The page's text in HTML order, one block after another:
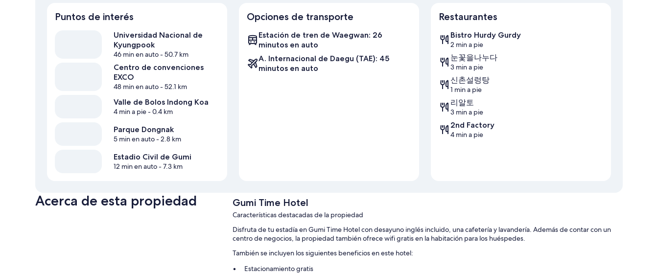
Puntos de interés
Universidad Nacional de
Kyungpook
46 min en auto- 50.7 km
Centro de convenciones
EXCO
48 min en auto- 52.1 km
Valle de Bolos Indong Koa
4 min a pie- 0.4 km
Parque Dongnak
5 min en auto- 2.8 km
Estadio Civil de Gumi
12 min en auto- 7.3 km
Opciones de transporte
Estación de tren de Waegwan: 26
minutos en auto
A. Internacional de Daegu (TAE): 45
minutos en auto
Restaurantes
Bistro Hurdy Gurdy
2 min a pie
눈꽃을나누다
3 min a pie
신촌설렁탕
1 min a pie
리알토
3 min a pie
2nd Factory
4 min a pie
Acerca de esta propiedad Gumi Time Hotel
Características destacadas de la propiedad
Disfruta de tu estadía en Gumi Time Hotel con desayuno inglés incluido, una cafetería y lavandería. Además de contar con un
centro de negocios, la propiedad también ofrece wifi gratis en la habitación para los huéspedes.
También se incluyen los siguientes beneficios en este hotel:
Estacionamiento gratis